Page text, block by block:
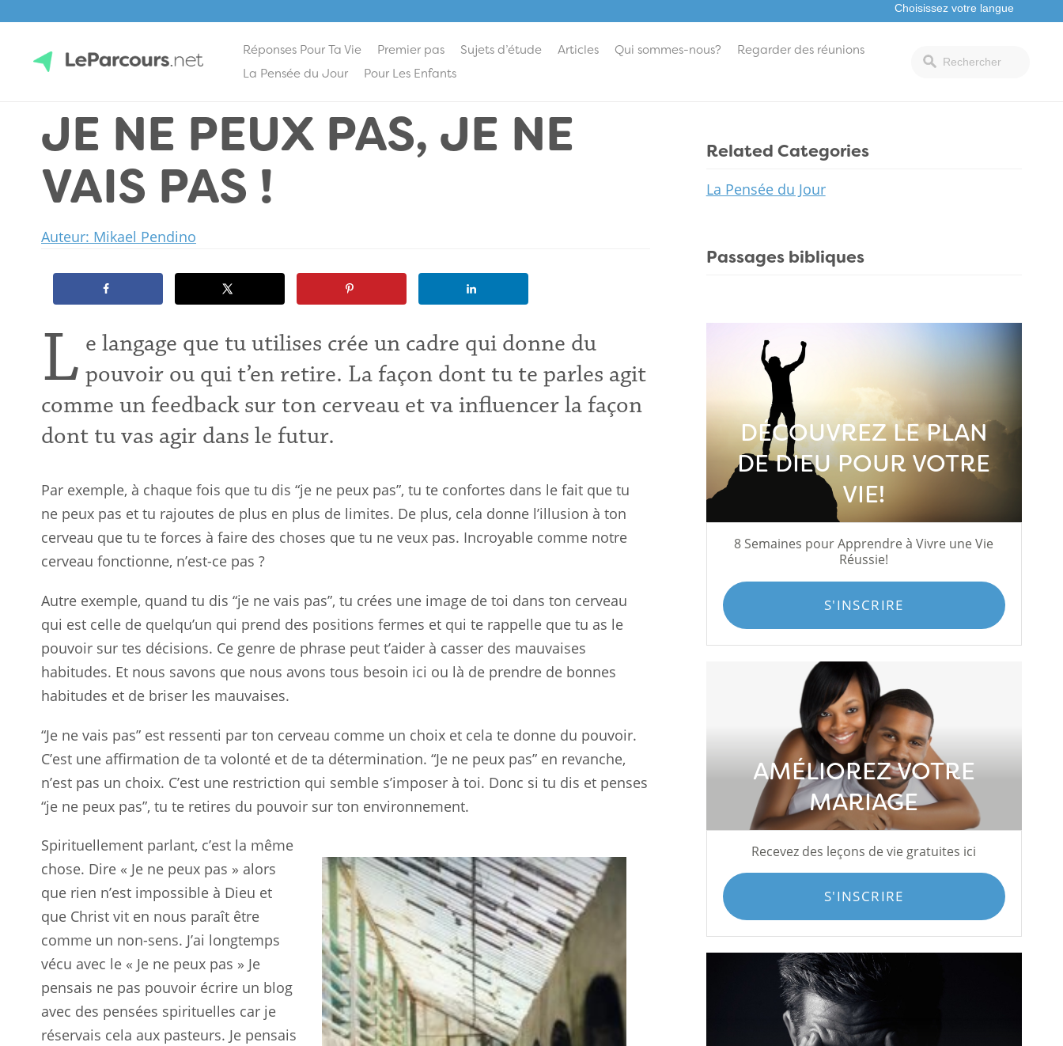
LeParcours.net
Réponses Pour Ta Vie Premier pas Sujets d’étude Articles Qui sommes-nous?
Regarder des réunions
La Pensée du Jour
Pour Les Enfants
JE NE PEUX PAS, JE NE
VAIS PAS !
Auteur: Mikael Pendino
L e langage que tu utilises crée un cadre qui donne du
pouvoir ou qui t’en retire. La façon dont tu te parles agit
comme un feedback sur ton cerveau et va influencer la façon
dont tu vas agir dans le futur.
Par exemple, à chaque fois que tu dis “je ne peux pas”, tu te confortes dans le fait que tu
ne peux pas et tu rajoutes de plus en plus de limites. De plus, cela donne l’illusion à ton
cerveau que tu te forces à faire des choses que tu ne veux pas. Incroyable comme notre
cerveau fonctionne, n’est-ce pas ?
Autre exemple, quand tu dis “je ne vais pas”, tu crées une image de toi dans ton cerveau
qui est celle de quelqu’un qui prend des positions fermes et qui te rappelle que tu as le
pouvoir sur tes décisions. Ce genre de phrase peut t’aider à casser des mauvaises
habitudes. Et nous savons que nous avons tous besoin ici ou là de prendre de bonnes
habitudes et de briser les mauvaises.
“Je ne vais pas” est ressenti par ton cerveau comme un choix et cela te donne du pouvoir.
C’est une affirmation de ta volonté et de ta détermination. “Je ne peux pas” en revanche,
n’est pas un choix. C’est une restriction qui semble s’imposer à toi. Donc si tu dis et penses
“je ne peux pas”, tu te retires du pouvoir sur ton environnement.
Spirituellement parlant, c’est la même
chose. Dire « Je ne peux pas » alors
que rien n’est impossible à Dieu et
que Christ vit en nous paraît être
comme un non-sens. J’ai longtemps
vécu avec le « Je ne peux pas » Je
pensais ne pas pouvoir écrire un blog
avec des pensées spirituelles car je
réservais cela aux pasteurs. Je pensais
Related Categories
La Pensée du Jour
Passages bibliques
DÉCOUVREZ LE PLAN
DE DIEU POUR VOTRE
VIE!
8 Semaines pour Apprendre à Vivre une Vie
Réussie!
S'INSCRIRE
AMÉLIOREZ VOTRE
MARIAGE
Recevez des leçons de vie gratuites ici
S'INSCRIRE